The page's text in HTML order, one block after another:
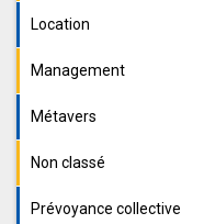
Location
Management
Métavers
Non classé
Prévoyance collective